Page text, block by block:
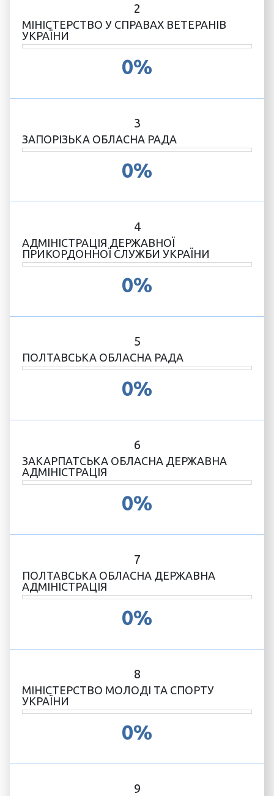
2
МІНІСТЕРСТВО У СПРАВАХ ВЕТЕРАНІВ
УКРАЇНИ
0%
3
ЗАПОРІЗЬКА ОБЛАСНА РАДА
0%
4
АДМІНІСТРАЦІЯ ДЕРЖАВНОЇ
ПРИКОРДОННОЇ СЛУЖБИ УКРАЇНИ
0%
5
ПОЛТАВСЬКА ОБЛАСНА РАДА
0%
6
ЗАКАРПАТСЬКА ОБЛАСНА ДЕРЖАВНА
АДМІНІСТРАЦІЯ
0%
7
ПОЛТАВСЬКА ОБЛАСНА ДЕРЖАВНА
АДМІНІСТРАЦІЯ
0%
8
МІНІСТЕРСТВО МОЛОДІ ТА СПОРТУ
УКРАЇНИ
0%
9